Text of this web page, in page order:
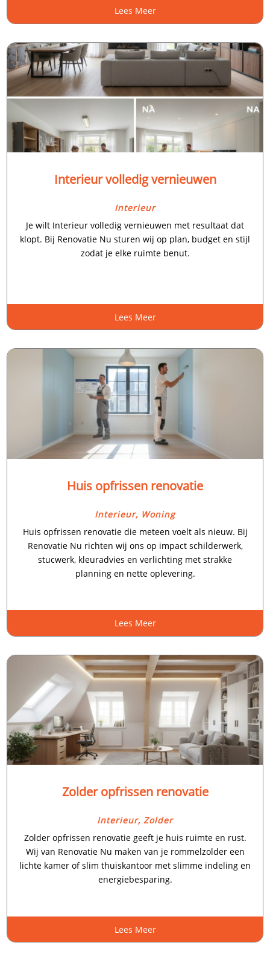
Lees Meer
Interieur volledig vernieuwen
Interieur
Je wilt Interieur volledig vernieuwen met resultaat dat
klopt.​ Bij Renovatie Nu sturen wij op plan, budget en stijl
zodat je elke ruimte benut.​
Lees Meer
Huis opfrissen renovatie
Interieur, Woning
Huis opfrissen renovatie die meteen voelt als nieuw.​ Bij
Renovatie Nu richten wij ons op impact schilderwerk,
stucwerk, kleuradvies en verlichting met strakke
planning en nette oplevering.​
Lees Meer
Zolder opfrissen renovatie
Interieur, Zolder
Zolder opfrissen renovatie geeft je huis ruimte en rust.​
Wij van Renovatie Nu maken van je rommelzolder een
lichte kamer of slim thuiskantoor met slimme indeling en
energiebesparing.​
Lees Meer